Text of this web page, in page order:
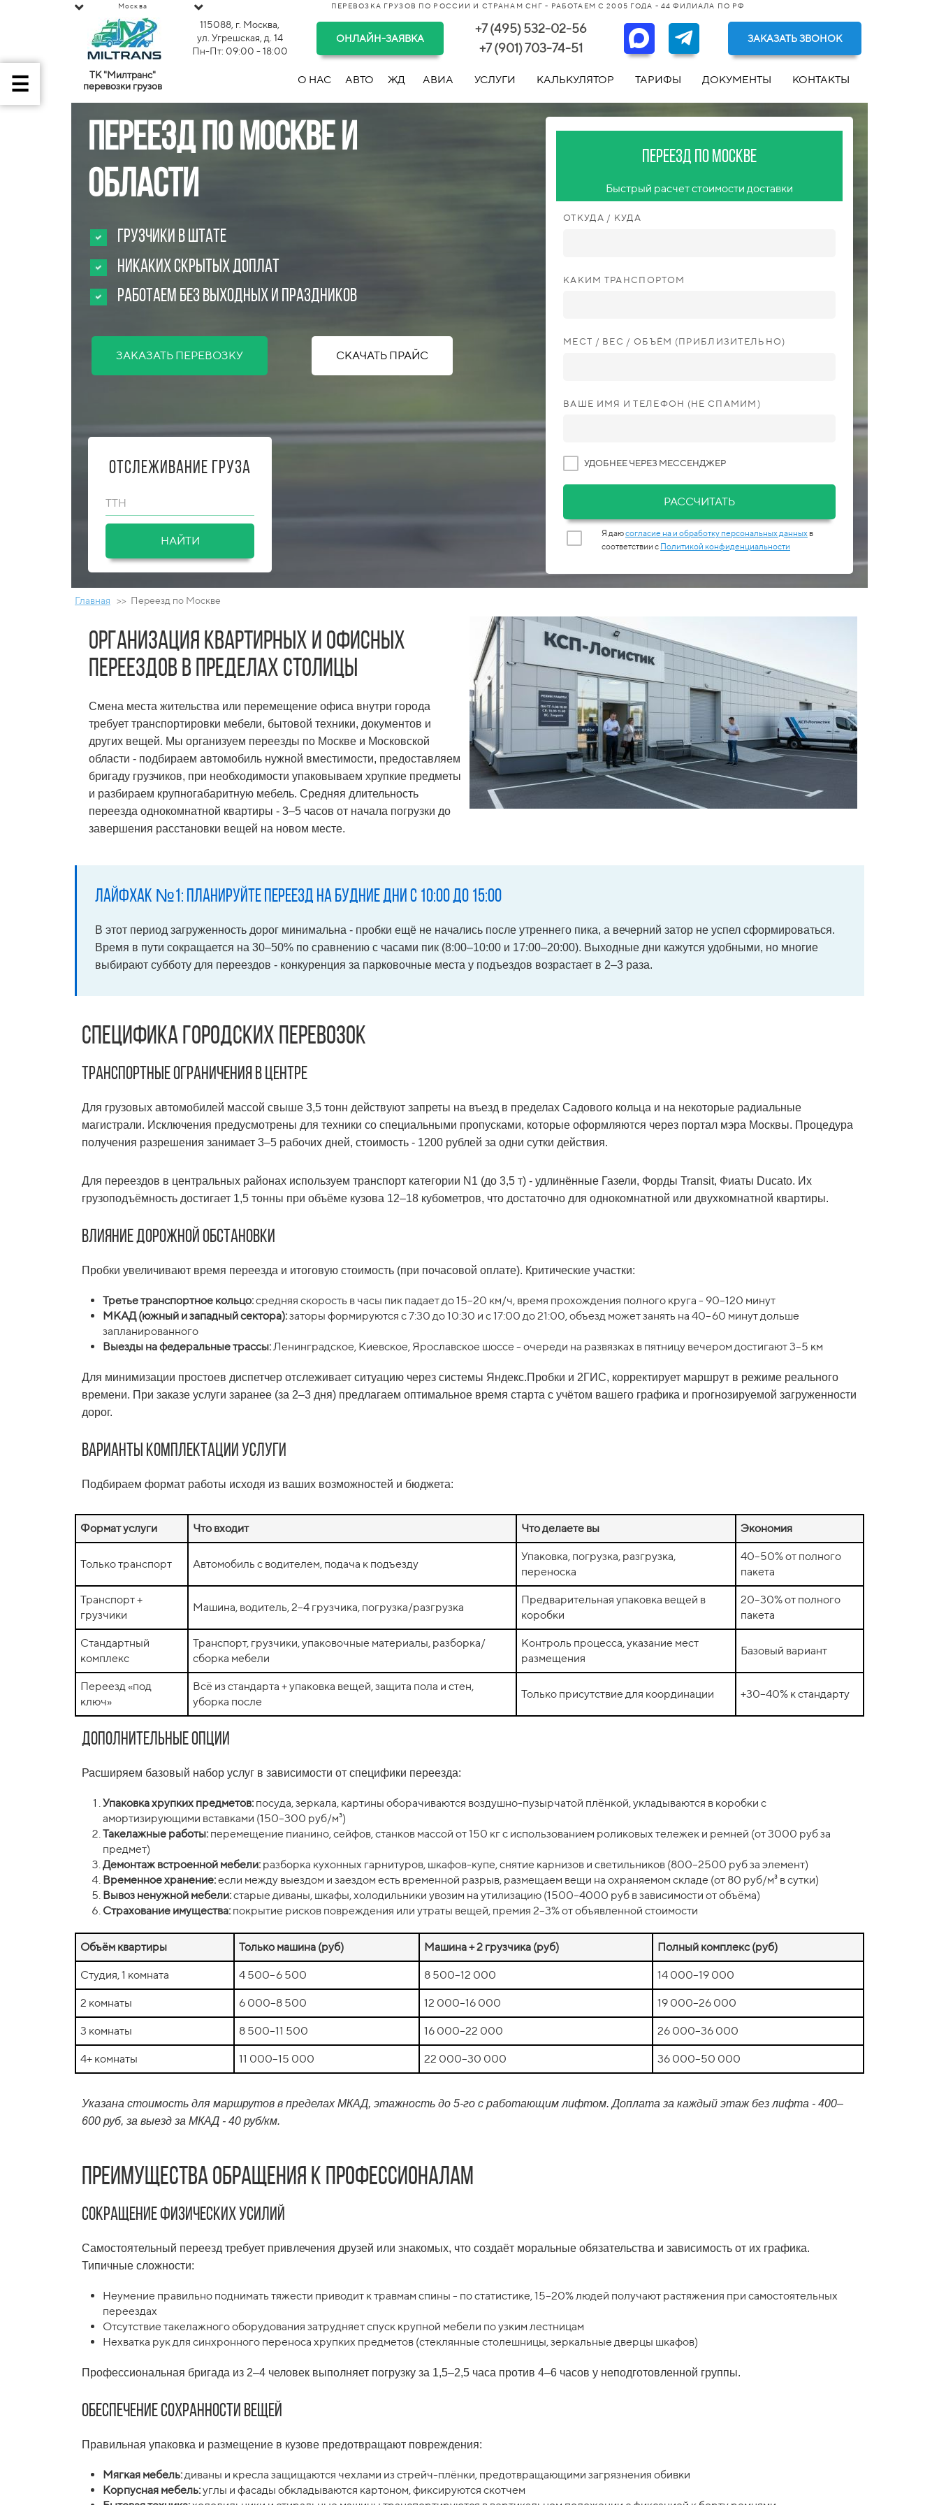
Москва ПЕРЕВОЗКА ГРУЗОВ ПО РОССИИ И СТРАНАМ СНГ - РАБОТАЕМ С 2005 ГОДА - 44 ФИЛИАЛА ПО РФ
115088, г. Москва,
ул. Угрешская, д. 14
Пн-Пт: 09:00 - 18:00
ОНЛАЙН-ЗАЯВКА
+7 (495) 532-02-56
+7 (901) 703-74-51
ЗАКАЗАТЬ ЗВОНОК
ТК "Милтранс"
перевозки грузов
О НАС АВТО ЖД АВИА УСЛУГИ КАЛЬКУЛЯТОР ТАРИФЫ ДОКУМЕНТЫ КОНТАКТЫ
Переезд по Москве и
области
Грузчики в штате
Никаких скрытых доплат
Работаем без выходных и праздников
ЗАКАЗАТЬ ПЕРЕВОЗКУ СКАЧАТЬ ПРАЙС
Отслеживание груза
ТТН
НАЙТИ
Переезд по Москве
Быстрый расчет стоимости доставки
ОТКУДА / КУДА
КАКИМ ТРАНСПОРТОМ
МЕСТ / ВЕС / ОБЪЁМ (ПРИБЛИЗИТЕЛЬНО)
ВАШЕ ИМЯ И ТЕЛЕФОН (НЕ СПАМИМ)
УДОБНЕЕ ЧЕРЕЗ МЕССЕНДЖЕР
РАССЧИТАТЬ
Я даюсогласие на и обработку персональных данных в
соответствии с Политикой конфиденциальности
Главная >> Переезд по Москве
Организация квартирных и офисных
переездов в пределах столицы
Смена места жительства или перемещение офиса внутри города
требует транспортировки мебели, бытовой техники, документов и
других вещей. Мы организуем переезды по Москве и Московской
области - подбираем автомобиль нужной вместимости, предоставляем
бригаду грузчиков, при необходимости упаковываем хрупкие предметы
и разбираем крупногабаритную мебель. Средняя длительность
переезда однокомнатной квартиры - 3–5 часов от начала погрузки до
завершения расстановки вещей на новом месте.
Лайфхак №1: Планируйте переезд на будние дни с 10:00 до 15:00
В этот период загруженность дорог минимальна - пробки ещё не начались после утреннего пика, а вечерний затор не успел сформироваться.
Время в пути сокращается на 30–50% по сравнению с часами пик (8:00–10:00 и 17:00–20:00). Выходные дни кажутся удобными, но многие
выбирают субботу для переездов - конкуренция за парковочные места у подъездов возрастает в 2–3 раза.
Специфика городских перевозок
Транспортные ограничения в центре
Для грузовых автомобилей массой свыше 3,5 тонн действуют запреты на въезд в пределах Садового кольца и на некоторые радиальные
магистрали. Исключения предусмотрены для техники со специальными пропусками, которые оформляются через портал мэра Москвы. Процедура
получения разрешения занимает 3–5 рабочих дней, стоимость - 1200 рублей за одни сутки действия.
Для переездов в центральных районах используем транспорт категории N1 (до 3,5 т) - удлинённые Газели, Форды Transit, Фиаты Ducato. Их
грузоподъёмность достигает 1,5 тонны при объёме кузова 12–18 кубометров, что достаточно для однокомнатной или двухкомнатной квартиры.
Влияние дорожной обстановки
Пробки увеличивают время переезда и итоговую стоимость (при почасовой оплате). Критические участки:
Третье транспортное кольцо:средняя скорость в часы пик падает до 15–20 км/ч, время прохождения полного круга - 90–120 минут
МКАД (южный и западный сектора):заторы формируются с 7:30 до 10:30 и с 17:00 до 21:00, объезд может занять на 40–60 минут дольше
запланированного
Выезды на федеральные трассы:Ленинградское, Киевское, Ярославское шоссе - очереди на развязках в пятницу вечером достигают 3–5 км
Для минимизации простоев диспетчер отслеживает ситуацию через системы Яндекс.Пробки и 2ГИС, корректирует маршрут в режиме реального
времени. При заказе услуги заранее (за 2–3 дня) предлагаем оптимальное время старта с учётом вашего графика и прогнозируемой загруженности
дорог.
Варианты комплектации услуги
Подбираем формат работы исходя из ваших возможностей и бюджета:
Формат услуги Что входит Что делаете вы Экономия
Только транспорт Автомобиль с водителем, подача к подъезду
Упаковка, погрузка, разгрузка,
переноска
40–50% от полного
пакета
Транспорт +
грузчики
Машина, водитель, 2–4 грузчика, погрузка/разгрузка
Предварительная упаковка вещей в
коробки
20–30% от полного
пакета
Стандартный
комплекс
Транспорт, грузчики, упаковочные материалы, разборка/
сборка мебели
Контроль процесса, указание мест
размещения
Базовый вариант
Переезд «под
ключ»
Всё из стандарта + упаковка вещей, защита пола и стен,
уборка после
Только присутствие для координации +30–40% к стандарту
Дополнительные опции
Расширяем базовый набор услуг в зависимости от специфики переезда:
Упаковка хрупких предметов: посуда, зеркала, картины оборачиваются воздушно-пузырчатой плёнкой, укладываются в коробки с
амортизирующими вставками (150–300 руб/м³)
Такелажные работы: перемещение пианино, сейфов, станков массой от 150 кг с использованием роликовых тележек и ремней (от 3000 руб за
предмет)
Демонтаж встроенной мебели: разборка кухонных гарнитуров, шкафов-купе, снятие карнизов и светильников (800–2500 руб за элемент)
Временное хранение:если между выездом и заездом есть временной разрыв, размещаем вещи на охраняемом складе (от 80 руб/м³ в сутки)
Вывоз ненужной мебели:старые диваны, шкафы, холодильники увозим на утилизацию (1500–4000 руб в зависимости от объёма)
Страхование имущества: покрытие рисков повреждения или утраты вещей, премия 2–3% от объявленной стоимости
Объём квартиры Только машина (руб) Машина + 2 грузчика (руб) Полный комплекс (руб)
Студия, 1 комната 4 500–6 500 8 500–12 000 14 000–19 000
2 комнаты 6 000–8 500 12 000–16 000 19 000–26 000
3 комнаты 8 500–11 500 16 000–22 000 26 000–36 000
4+ комнаты 11 000–15 000 22 000–30 000 36 000–50 000
Указана стоимость для маршрутов в пределах МКАД, этажность до 5-го с работающим лифтом. Доплата за каждый этаж без лифта - 400–
600 руб, за выезд за МКАД - 40 руб/км.
Преимущества обращения к профессионалам
Сокращение физических усилий
Самостоятельный переезд требует привлечения друзей или знакомых, что создаёт моральные обязательства и зависимость от их графика.
Типичные сложности:
Неумение правильно поднимать тяжести приводит к травмам спины - по статистике, 15–20% людей получают растяжения при самостоятельных
переездах
Отсутствие такелажного оборудования затрудняет спуск крупной мебели по узким лестницам
Нехватка рук для синхронного переноса хрупких предметов (стеклянные столешницы, зеркальные дверцы шкафов)
Профессиональная бригада из 2–4 человек выполняет погрузку за 1,5–2,5 часа против 4–6 часов у неподготовленной группы.
Обеспечение сохранности вещей
Правильная упаковка и размещение в кузове предотвращают повреждения:
Мягкая мебель:диваны и кресла защищаются чехлами из стрейч-плёнки, предотвращающими загрязнения обивки
Корпусная мебель:углы и фасады обкладываются картоном, фиксируются скотчем